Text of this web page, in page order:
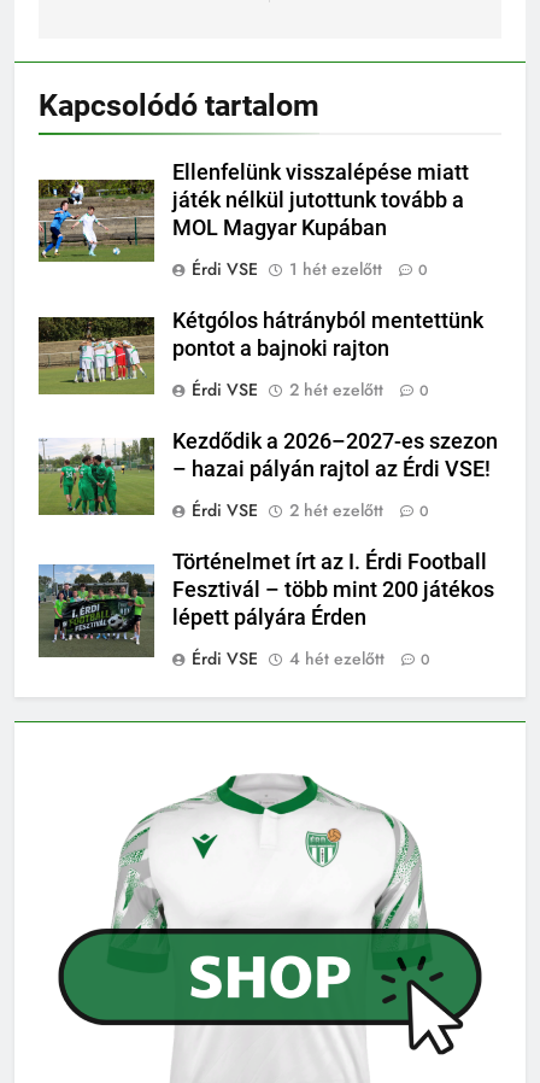
Kapcsolódó tartalom
Ellenfelünk visszalépése miatt
játék nélkül jutottunk tovább a
MOL Magyar Kupában
Érdi VSE
1 hét ezelőtt 0
Kétgólos hátrányból mentettünk
pontot a bajnoki rajton
Érdi VSE
2 hét ezelőtt 0
Kezdődik a 2026–2027-es szezon
– hazai pályán rajtol az Érdi VSE!
Érdi VSE
2 hét ezelőtt 0
Történelmet írt az I. Érdi Football
Fesztivál – több mint 200 játékos
lépett pályára Érden
Érdi VSE
4 hét ezelőtt 0